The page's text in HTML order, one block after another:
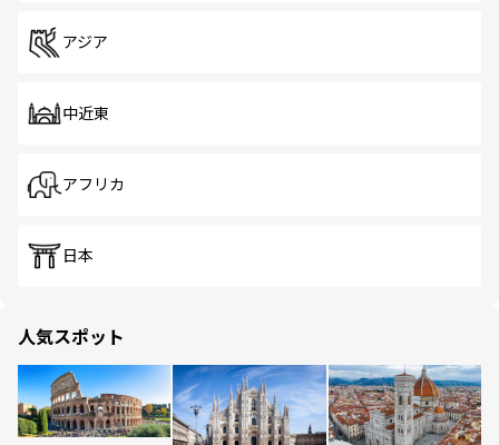
アジア
中近東
アフリカ
日本
人気スポット